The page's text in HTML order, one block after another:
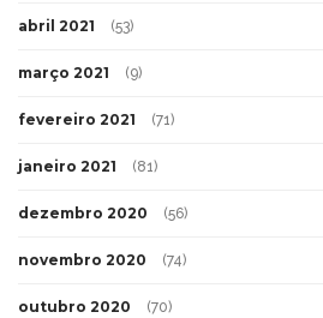
abril 2021 (53)
março 2021 (9)
fevereiro 2021 (71)
janeiro 2021 (81)
dezembro 2020 (56)
novembro 2020 (74)
outubro 2020 (70)